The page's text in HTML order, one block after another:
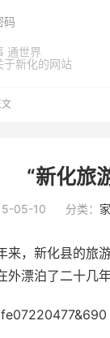
通世界
于新化的网站
码
“新化旅
05-10 分类：
来，新化县的
外漂泊了二十几